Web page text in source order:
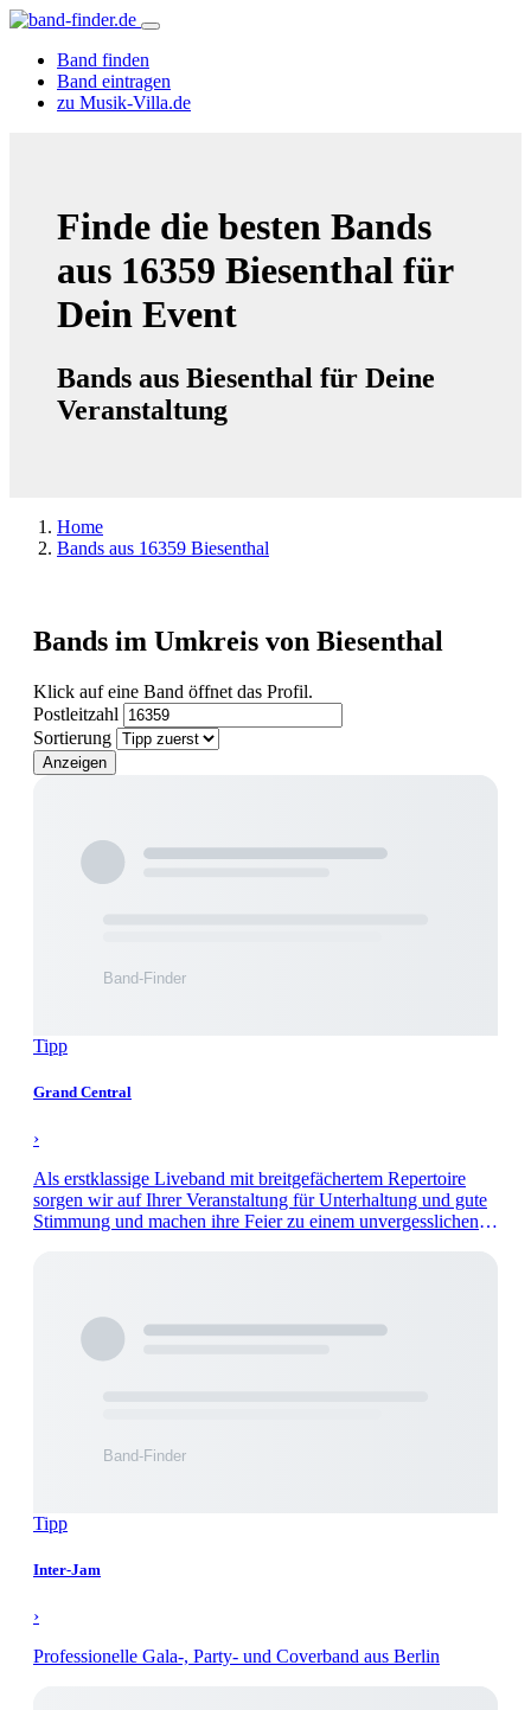
Band finden
Band eintragen
zu Musik-Villa.de
Finde die besten Bands
aus 16359 Biesenthal für
Dein Event
Bands aus Biesenthal für Deine
Veranstaltung
Home
Bands aus 16359 Biesenthal
Bands im Umkreis von Biesenthal
Klick auf eine Band öffnet das Profil.
Postleitzahl
Sortierung
Anzeigen
Tipp
Grand Central
›
Als erstklassige Liveband mit breitgefächertem Repertoire
sorgen wir auf Ihrer Veranstaltung für Unterhaltung und gute
Stimmung und machen ihre Feier zu einem unvergesslichen
Tipp
Inter-Jam
›
Professionelle Gala-, Party- und Coverband aus Berlin